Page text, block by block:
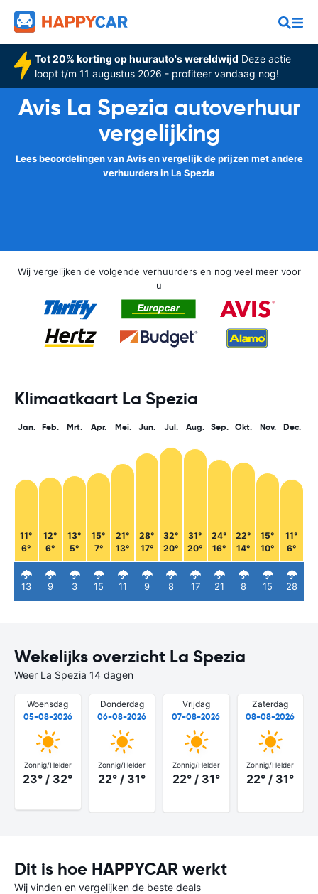
Tot 20% korting op huurauto's wereldwijd Deze actie
loopt t/m 11 augustus 2026 - profiteer vandaag nog!
Avis La Spezia autoverhuur
vergelijking
Lees beoordelingen van Avis en vergelijk de prijzen met andere
verhuurders in La Spezia
Wij vergelijken de volgende verhuurders en nog veel meer voor
u
Klimaatkaart La Spezia
Jan.
11°
6°
13
Feb.
12°
6°
9
Mrt.
13°
5°
3
Apr.
15°
7°
15
Mei.
21°
13°
11
Jun.
28°
17°
9
Jul.
32°
20°
8
Aug.
31°
20°
17
Sep.
24°
16°
21
Okt.
22°
14°
8
Nov.
15°
10°
15
Dec.
11°
6°
28
Wekelijks overzicht La Spezia
Weer La Spezia 14 dagen
Woensdag
05-08-2026
Zonnig/Helder
23° / 32°
Donderdag
06-08-2026
Zonnig/Helder
22° / 31°
Vrijdag
07-08-2026
Zonnig/Helder
22° / 31°
Zaterdag
08-08-2026
Zonnig/Helder
22° / 31°
Dit is hoe HAPPYCAR werkt
Wij vinden en vergelijken de beste deals